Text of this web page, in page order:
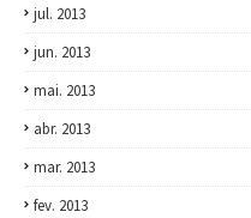
jul. 2013
jun. 2013
mai. 2013
abr. 2013
mar. 2013
fev. 2013